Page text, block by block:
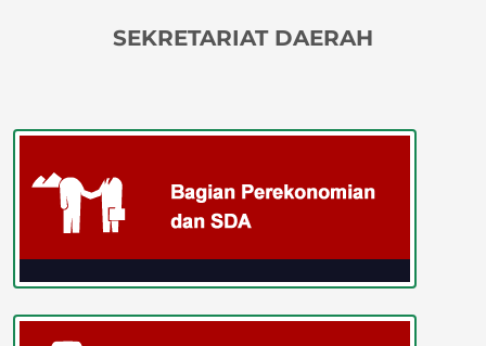
SEKRETARIAT DAERAH